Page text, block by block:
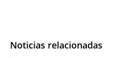
Noticias relacionadas